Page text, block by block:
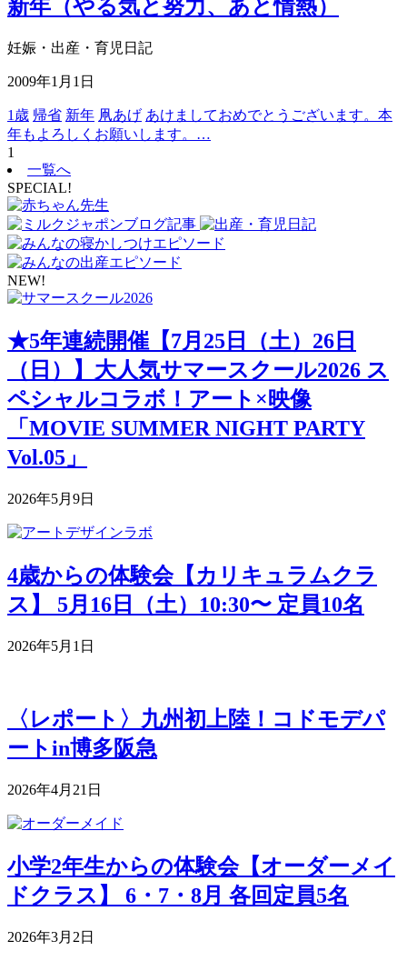
新年（やる気と努力、あと情熱）
妊娠・出産・育児日記
2009年1月1日
1歳 帰省 新年 凧あげ あけましておめでとうございます。本
年もよろしくお願いします。…
1
一覧へ
SPECIAL!
NEW!
★5年連続開催【7月25日（土）26日
（日）】大人気サマースクール2026 ス
ペシャルコラボ！アート×映像
「MOVIE SUMMER NIGHT PARTY
Vol.05」
2026年5月9日
4歳からの体験会【カリキュラムクラ
ス】 5月16日（土）10:30〜 定員10名
2026年5月1日
〈レポート〉九州初上陸！コドモデパ
ートin博多阪急
2026年4月21日
小学2年生からの体験会【オーダーメイ
ドクラス】 6・7・8月 各回定員5名
2026年3月2日